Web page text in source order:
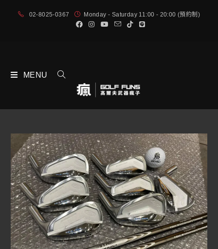
02-8025-0367 Monday - Saturday 11:00 - 20:00 (預約制)
MENU